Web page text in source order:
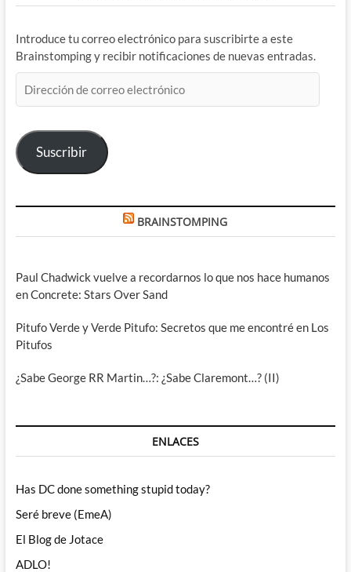
Introduce tu correo electrónico para suscribirte a este
Brainstomping y recibir notificaciones de nuevas entradas.
de
electrónico
Suscribir
BRAINSTOMPING
Paul Chadwick vuelve a recordarnos lo que nos hace humanos
en Concrete: Stars Over Sand
Pitufo Verde y Verde Pitufo: Secretos que me encontré en Los
Pitufos
¿Sabe George RR Martin…?: ¿Sabe Claremont…? (II)
ENLACES
Has DC done something stupid today?
Seré breve (EmeA)
El Blog de Jotace
ADLO!